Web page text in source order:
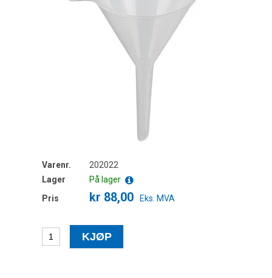
Varenr.
202022
Lager
På lager
Pris
kr 88,00 Eks. MVA